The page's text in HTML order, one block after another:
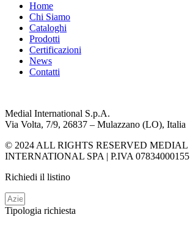
Home
Chi Siamo
Cataloghi
Prodotti
Certificazioni
News
Contatti
Medial International S.p.A.
Via Volta, 7/9, 26837 – Mulazzano (LO), Italia
© 2024 ALL RIGHTS RESERVED MEDIAL
INTERNATIONAL SPA | P.IVA 07834000155
Richiedi il listino
Tipologia richiesta